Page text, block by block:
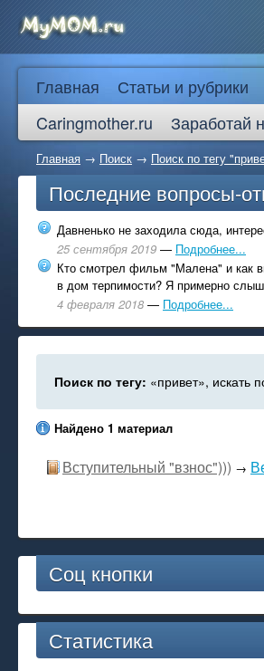
Главная Статьи и рубрики
Caringmother.ru
Заработай
Главная → Поиск → Поиск по тегу
Последние вопросы-
Давненько не заходила сюда,
25 сентября 2019 — Подробнее...
Кто смотрел фильм "Малена" и как
в дом терпимости? Я примерно
4 февраля 2018 — Подробнее...
Поиск по тегу: «привет», искать
Найдено 1 материал
Вступительный "взнос"))) →
Соц кнопки
Статистика